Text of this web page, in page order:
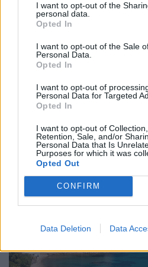
I want to opt-out of the
personal data.
Opted In
I want to opt-out of the Sale
Personal Data.
Opted In
I want to opt-out of
Personal Data for Targeted
Opted In
I want to opt-out of Collection,
Retention, Sale, and/or
Personal Data that Is
Purposes for which it was
Opted Out
CONFIRM
Data Deletion Data
Megérkezett az enyhülés:
A lehűlést záporok, zivatarok
felhőszakadást, jégesőt és
okozhatnak.